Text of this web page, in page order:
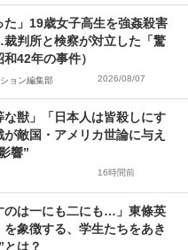
た」19歳女子高生を強姦殺害
判所と検察が対立した「驚
42年の事件）
ョン編集部 2026/08/07
な獣」「日本人は皆殺しにす
敵国・アメリカ世論に与え
響”
16時間前
のは一にも二にも…」東條英
象徴する、学生たちをあき
とは？